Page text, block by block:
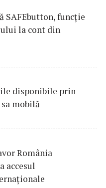
SAFEbutton, funcţie
la cont din
disponibile prin
mobilă
România
accesul